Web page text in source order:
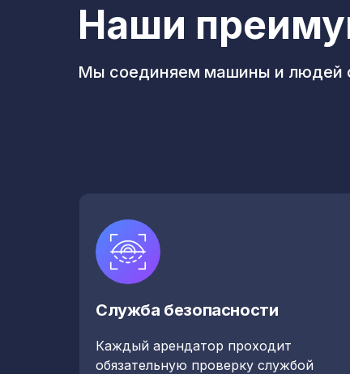
Наши
Мы соединяем машины и людей
Служба безопасности
Каждый арендатор проходит
обязательную проверку службой